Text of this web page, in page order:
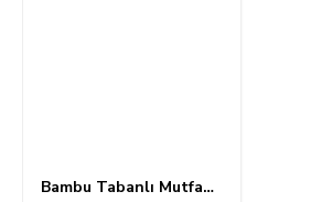
Bambu Tabanlı Mutfak - Banyo Halısı 11111-7